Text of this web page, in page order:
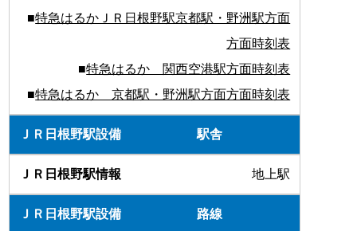
■特急はるかＪＲ日根野駅京都駅・野洲駅方面
方面時刻表
■特急はるか 関西空港駅方面時刻表
■特急はるか 京都駅・野洲駅方面方面時刻表
駅舎
地上駅
路線